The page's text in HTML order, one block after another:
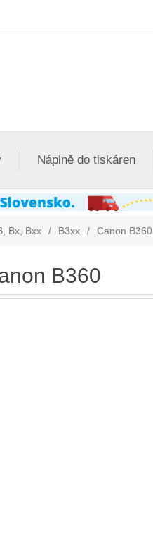
Náplně do tiskáren
Bx, Bxx / B3xx / Canon B360
B360